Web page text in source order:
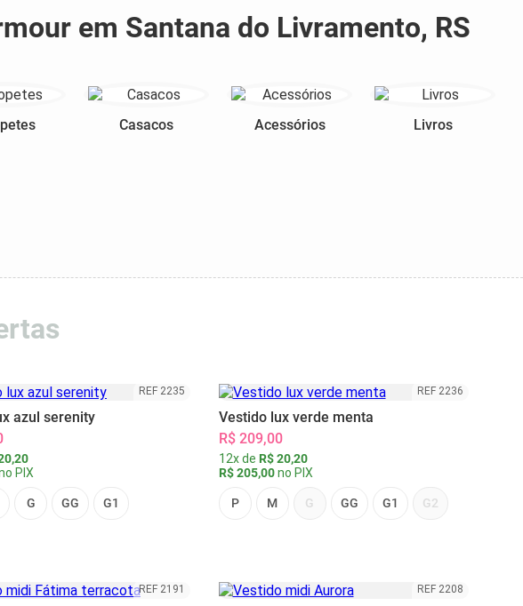
em Santana do Livramento, RS
Casacos Acessórios Livros
REF 2235
azul serenity
PIX
G GG G1
REF 2236
Vestido lux verde menta
R$ 209,00
12x de R$ 20,20
R$ 205,00no PIX
P M G GG G1 G2
REF 2191 REF 2208